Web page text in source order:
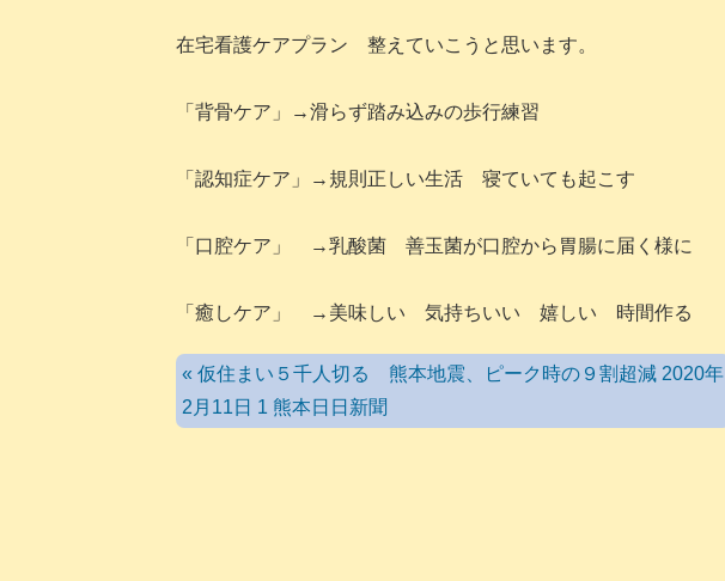
在宅看護ケアプラン 整えていこうと思います。
「背骨ケア」→滑らず踏み込みの歩行練習
「認知症ケア」→規則正しい生活 寝ていても起こす
「口腔ケア」 →乳酸菌 善玉菌が口腔から胃腸に届く様に
「癒しケア」 →美味しい 気持ちいい 嬉しい 時間作る
« 仮住まい５千人切る 熊本地震、ピーク時の９割超減 2020年
2月11日 1 熊本日日新聞